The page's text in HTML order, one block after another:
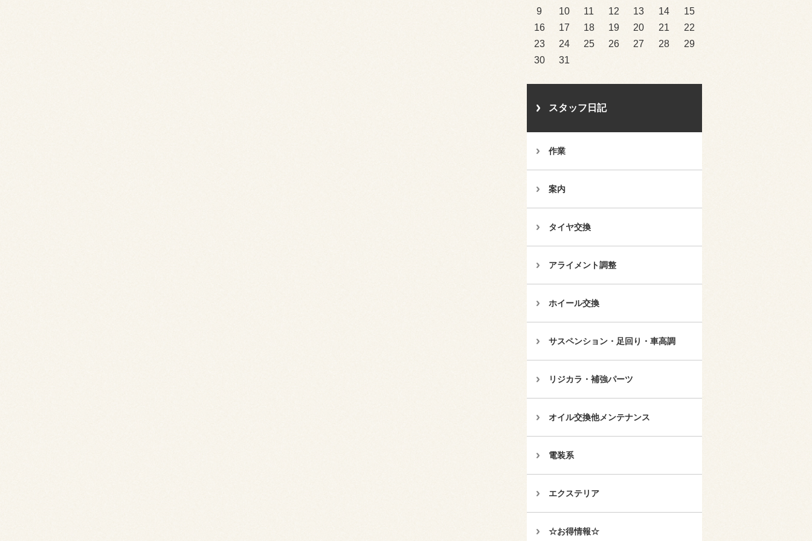
9 10 11 12 13 14
15
16
17 18 19 20 21
22
23
24 25 26 27 28
29
30
31
スタッフ日記
作業
案内
タイヤ交換
アライメント調整
ホイール交換
サスペンション・足回り・車高調
リジカラ・補強パーツ
オイル交換他メンテナンス
電装系
エクステリア
☆お得情報☆